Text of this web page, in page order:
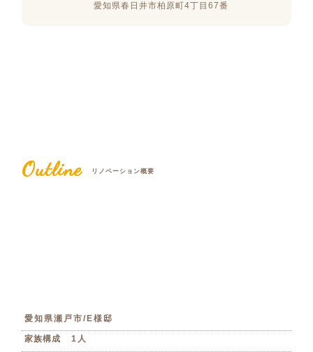
愛知県春日井市柏原町4丁目67番
Outline リノベーション概要
愛知県瀬戸市/E様邸
家族構成 1人